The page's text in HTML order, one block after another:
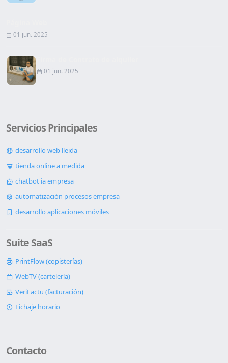
01 jun. 2025
01 jun. 2025
Servicios Principales
desarrollo web lleida
tienda online a medida
chatbot ia empresa
automatización procesos empresa
desarrollo aplicaciones móviles
Suite SaaS
PrintFlow (copisterías)
WebTV (cartelería)
VeriFactu (facturación)
Fichaje horario
Contacto